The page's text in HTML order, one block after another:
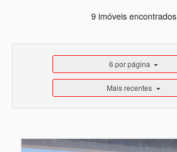
9 imóveis encontrados
6 por página
Mais recentes